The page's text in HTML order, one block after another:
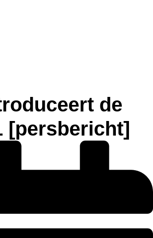
de
[persbericht]